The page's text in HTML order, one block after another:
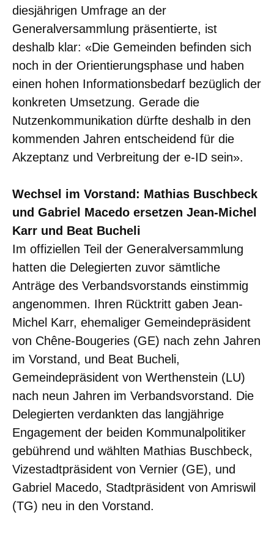
diesjährigen Umfrage an der
Generalversammlung präsentierte, ist
deshalb klar: «Die Gemeinden befinden sich
noch in der Orientierungsphase und haben
einen hohen Informationsbedarf bezüglich der
konkreten Umsetzung. Gerade die
Nutzenkommunikation dürfte deshalb in den
kommenden Jahren entscheidend für die
Akzeptanz und Verbreitung der e-ID sein».
Wechsel im Vorstand: Mathias Buschbeck
und Gabriel Macedo ersetzen Jean-Michel
Karr und Beat Bucheli
Im offiziellen Teil der Generalversammlung
hatten die Delegierten zuvor sämtliche
Anträge des Verbandsvorstands einstimmig
angenommen. Ihren Rücktritt gaben Jean-
Michel Karr, ehemaliger Gemeindepräsident
von Chêne-Bougeries (GE) nach zehn Jahren
im Vorstand, und Beat Bucheli,
Gemeindepräsident von Werthenstein (LU)
nach neun Jahren im Verbandsvorstand. Die
Delegierten verdankten das langjährige
Engagement der beiden Kommunalpolitiker
gebührend und wählten Mathias Buschbeck,
Vizestadtpräsident von Vernier (GE), und
Gabriel Macedo, Stadtpräsident von Amriswil
(TG) neu in den Vorstand.